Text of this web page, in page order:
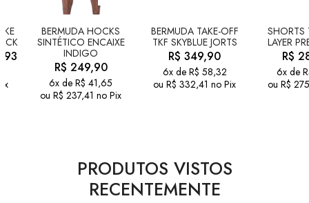
BERMUDA HOCKS
SINTÉTICO ENCAIXE
INDIGO
R$ 249,90
6x de R$ 41,65
ou R$ 237,41 no Pix
BERMUDA TAKE-OFF
TKF SKYBLUE JORTS
R$ 349,90
6x de R$ 58,32
ou R$ 332,41 no Pix
SHORTS
LAYER
R$
6x de
ou R$
PRODUTOS VISTOS
RECENTEMENTE